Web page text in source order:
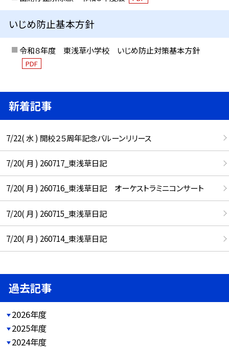
いじめ防止基本方針
令和８年度 東浅草小学校 いじめ防止対策基本方針
PDF
新着記事
7/22( 水 ) 開校２５周年記念バルーンリリース
7/20( 月 ) 260717_東浅草日記
7/20( 月 ) 260716_東浅草日記 オーケストラミニコンサート
7/20( 月 ) 260715_東浅草日記
7/20( 月 ) 260714_東浅草日記
過去記事
2026年度
2025年度
2024年度